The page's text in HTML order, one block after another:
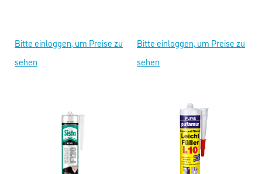
Bitte einloggen, um Preise zu
sehen
Bitte einloggen, um Preise zu
sehen